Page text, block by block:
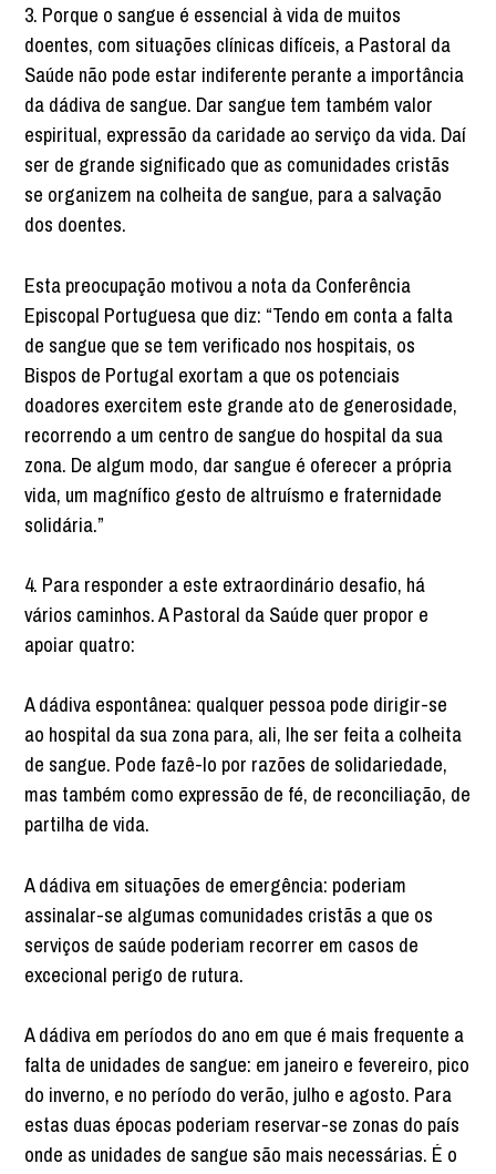
3. Porque o sangue é essencial à vida de muitos
doentes, com situações clínicas difíceis, a Pastoral da
Saúde não pode estar indiferente perante a importância
da dádiva de sangue. Dar sangue tem também valor
espiritual, expressão da caridade ao serviço da vida. Daí
ser de grande significado que as comunidades cristãs
se organizem na colheita de sangue, para a salvação
dos doentes.
Esta preocupação motivou a nota da Conferência
Episcopal Portuguesa que diz: “Tendo em conta a falta
de sangue que se tem verificado nos hospitais, os
Bispos de Portugal exortam a que os potenciais
doadores exercitem este grande ato de generosidade,
recorrendo a um centro de sangue do hospital da sua
zona. De algum modo, dar sangue é oferecer a própria
vida, um magnífico gesto de altruísmo e fraternidade
solidária.”
4. Para responder a este extraordinário desafio, há
vários caminhos. A Pastoral da Saúde quer propor e
apoiar quatro:
A dádiva espontânea: qualquer pessoa pode dirigir-se
ao hospital da sua zona para, ali, lhe ser feita a colheita
de sangue. Pode fazê-lo por razões de solidariedade,
mas também como expressão de fé, de reconciliação, de
partilha de vida.
A dádiva em situações de emergência: poderiam
assinalar-se algumas comunidades cristãs a que os
serviços de saúde poderiam recorrer em casos de
excecional perigo de rutura.
A dádiva em períodos do ano em que é mais frequente a
falta de unidades de sangue: em janeiro e fevereiro, pico
do inverno, e no período do verão, julho e agosto. Para
estas duas épocas poderiam reservar-se zonas do país
onde as unidades de sangue são mais necessárias. É o